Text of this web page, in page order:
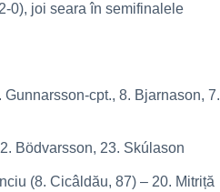
0), joi seara în semifinalele
cpt., 8. Bjarnason, 7.
Bödvarsson, 23. Skúlason
(8. Cicâldău, 87) – 20. Mitriță